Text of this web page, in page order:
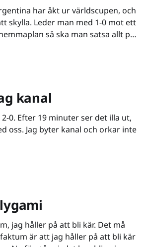
har åkt ur världscupen, och
skylla. Leder man med 1-0 mot ett
så ska man satsa allt på
är ju Tyskland vi snackar
kanal
illa ut,
orkar inte
jag håller på att bli kär. Det må
är att jag håller på att bli kär